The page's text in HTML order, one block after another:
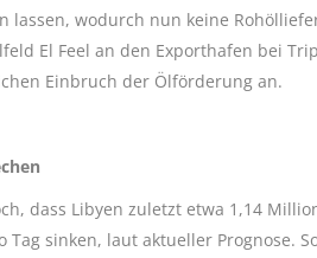
lassen, wodurch nun keine
El Feel an den Exporthafen bei
Einbruch der Ölförderung an.
dass Libyen zuletzt etwa 1,14
sinken, laut aktueller Prognose.